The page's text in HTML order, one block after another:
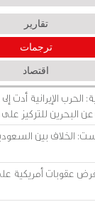
تقارير
ترجمات
اقتصاد
الحرب الإيرانية أدت
البحرين للتركيز
الخلاف بين
عقوبات أمريكية